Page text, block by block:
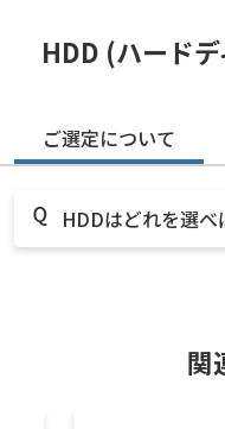
HDD (ハード
ご選定について
HDDはどれを選べ
関